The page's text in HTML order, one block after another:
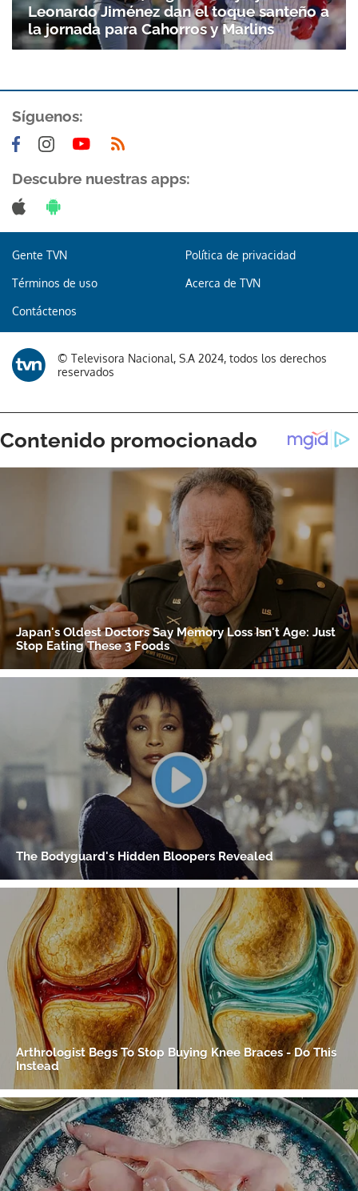
Gracias por suscribirte a nuestro boletín.
Leonardo Jiménez dan el toque santeño a
la jornada para Cahorros y Marlins
Síguenos:
Descubre nuestras apps:
Gente TVN Política de privacidad
Términos de uso Acerca de TVN
Contáctenos
© Televisora Nacional, S.A 2024, todos los derechos
reservados